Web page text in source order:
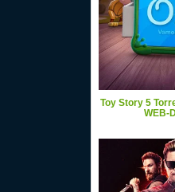
Toy Story 5
WEB-